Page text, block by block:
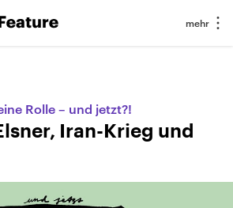
Rolle – und jetzt?!
Iran-Krieg und